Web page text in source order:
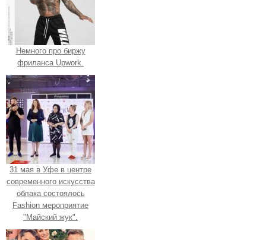
Немного про биржу
фриланса Upwork.
31 мая в Уфе в центре
современного искусства
облака состоялось
Fashion мероприятие
"Майский жук".